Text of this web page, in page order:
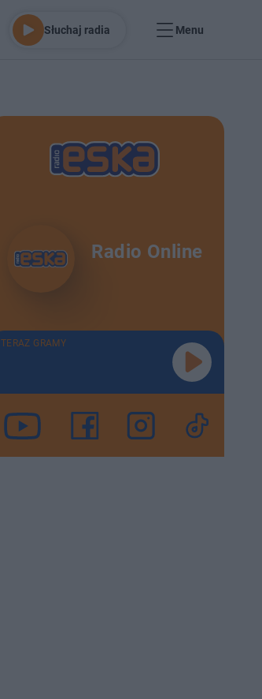
Słuchaj radia Menu
Radio Online
TERAZ GRAMY